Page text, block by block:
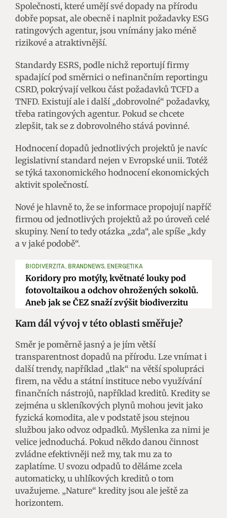
Společnosti, které umějí své dopady na přírodu
dobře popsat, ale obecně i naplnit požadavky ESG
ratingových agentur, jsou vnímány jako méně
rizikové a atraktivnější.
Standardy ESRS, podle nichž reportují firmy
spadající pod směrnici o nefinančním reportingu
CSRD, pokrývají velkou část požadavků TCFD a
TNFD. Existují ale i další „dobrovolné“ požadavky,
třeba ratingových agentur. Pokud se chcete
zlepšit, tak se z dobrovolného stává povinné.
Hodnocení dopadů jednotlivých projektů je navíc
legislativní standard nejen v Evropské unii. Totéž
se týká taxonomického hodnocení ekonomických
aktivit společností.
Nové je hlavně to, že se informace propojují napříč
firmou od jednotlivých projektů až po úroveň celé
skupiny. Není to tedy otázka „zda“, ale spíše „kdy
a v jaké podobě“.
BIODIVERZITA, BRANDNEWS, ENERGETIKA
Koridory pro motýly, květnaté louky pod
fotovoltaikou a odchov ohrožených sokolů.
Aneb jak se ČEZ snaží zvýšit biodiverzitu
Kam dál vývoj v této oblasti směřuje?
Směr je poměrně jasný a je jím větší
transparentnost dopadů na přírodu. Lze vnímat i
další trendy, například „tlak“ na větší spolupráci
firem, na vědu a státní instituce nebo využívání
finančních nástrojů, například kreditů. Kredity se
zejména u skleníkových plynů mohou jevit jako
fyzická komodita, ale v podstatě jsou stejnou
službou jako odvoz odpadků. Myšlenka za nimi je
velice jednoduchá. Pokud někdo danou činnost
zvládne efektivněji než my, tak mu za to
zaplatíme. U svozu odpadů to děláme zcela
automaticky, u uhlíkových kreditů o tom
uvažujeme. „Nature“ kredity jsou ale ještě za
horizontem.